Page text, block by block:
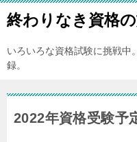
終わりなき資格
いろいろな資格試験に挑戦中
録。
2022年資格受験予